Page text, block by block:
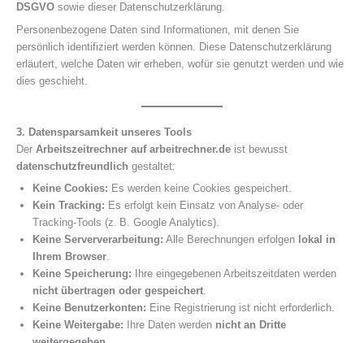
DSGVO sowie dieser Datenschutzerklärung.
Personenbezogene Daten sind Informationen, mit denen Sie
persönlich identifiziert werden können. Diese Datenschutzerklärung
erläutert, welche Daten wir erheben, wofür sie genutzt werden und wie
dies geschieht.
3. Datensparsamkeit unseres Tools
Der Arbeitszeitrechner auf arbeitrechner.de ist bewusst
datenschutzfreundlich gestaltet:
Keine Cookies: Es werden keine Cookies gespeichert.
Kein Tracking: Es erfolgt kein Einsatz von Analyse- oder
Tracking-Tools (z. B. Google Analytics).
Keine Serververarbeitung: Alle Berechnungen erfolgen lokal in
Ihrem Browser
Keine Speicherung: Ihre eingegebenen Arbeitszeitdaten werden
nicht übertragen oder gespeichert
Keine Benutzerkonten: Eine Registrierung ist nicht erforderlich.
Keine Weitergabe: Ihre Daten werden nicht an Dritte